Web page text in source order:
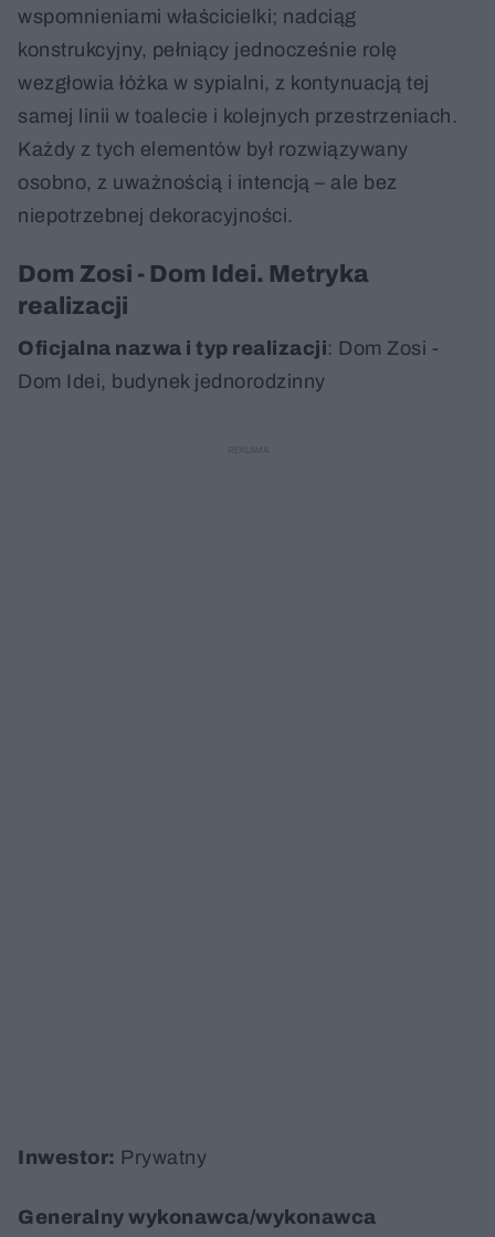
wspomnieniami właścicielki; nadciąg
konstrukcyjny, pełniący jednocześnie rolę
wezgłowia łóżka w sypialni, z kontynuacją tej
samej linii w toalecie i kolejnych przestrzeniach.
Każdy z tych elementów był rozwiązywany
osobno, z uważnością i intencją – ale bez
niepotrzebnej dekoracyjności.
Dom Zosi - Dom Idei. Metryka
realizacji
Oficjalna nazwa i typ realizacji: Dom Zosi -
Dom Idei, budynek jednorodzinny
Inwestor: Prywatny
Generalny wykonawca/wykonawca